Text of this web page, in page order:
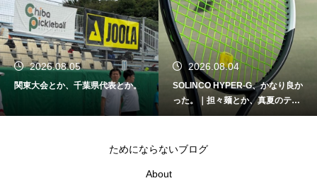
2026.08.05
関東大会とか、千葉県代表とか。
2026.08.04
SOLINCO HYPER-G、かなり良か
った。｜担々麺とか、真夏のテニ
スとか。
ためにならないブログ
About